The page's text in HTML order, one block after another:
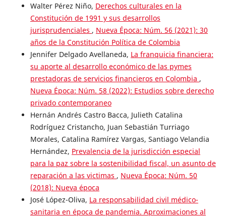
Walter Pérez Niño, Derechos culturales en la
Constitución de 1991 y sus desarrollos
jurisprudenciales , Nueva Época: Núm. 56 (2021): 30
años de la Constitución Política de Colombia
Jennifer Delgado Avellaneda, La franquicia financiera:
su aporte al desarrollo económico de las pymes
prestadoras de servicios financieros en Colombia ,
Nueva Época: Núm. 58 (2022): Estudios sobre derecho
privado contemporaneo
Hernán Andrés Castro Bacca, Julieth Catalina
Rodríguez Cristancho, Juan Sebastián Turriago
Morales, Catalina Ramírez Vargas, Santiago Velandia
Hernández, Prevalencia de la jurisdicción especial
para la paz sobre la sostenibilidad fiscal, un asunto de
reparación a las victimas , Nueva Época: Núm. 50
(2018): Nueva época
José López-Oliva, La responsabilidad civil médico-
sanitaria en época de pandemia. Aproximaciones al